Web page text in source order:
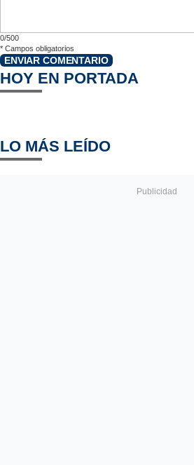
0/500
* Campos obligatorios
ENVIAR COMENTARIO
HOY EN PORTADA
LO MÁS LEÍDO